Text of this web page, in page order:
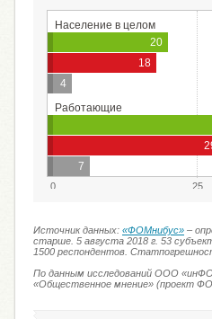
Население в целом
20
18
4
Работающие
7
0 25
Источник данных: «ФОМнибус» –
старше. 5 августа 2018 г. 53
1500 респондентов.
По данным исследований ООО
«Общественное мнение» (проект